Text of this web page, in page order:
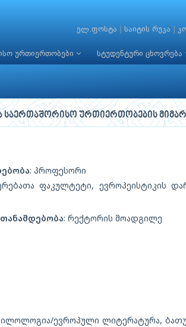
ელ.ფოსტა საიტის რუკა
ურთიერთობები სტუდენტური ცხოვრება
საერთაშორისო ურთიერთობების
: პროფესორი
ფაკულტეტი, ევროპეისტიკის
: რექტორის მოადგილე
ევროპული ლიტერატურა,